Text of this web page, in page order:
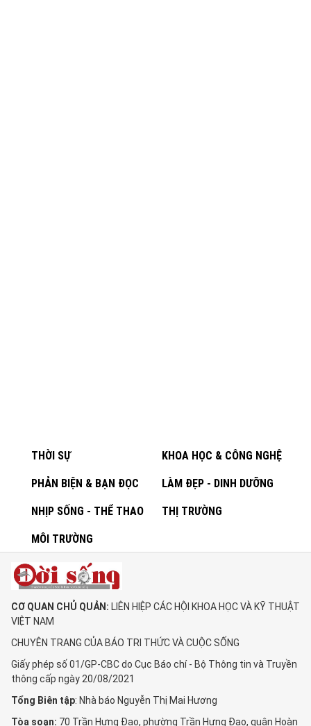
THỜI SỰ KHOA HỌC & CÔNG NGHỆ
PHẢN BIỆN & BẠN ĐỌC LÀM ĐẸP - DINH DƯỠNG
NHỊP SỐNG - THỂ THAO THỊ TRƯỜNG
MÔI TRƯỜNG
CƠ QUAN CHỦ QUẢN: LIÊN HIỆP CÁC HỘI KHOA HỌC VÀ KỸ THUẬT
VIỆT NAM
CHUYÊN TRANG CỦA BÁO TRI THỨC VÀ CUỘC SỐNG
Giấy phép số 01/GP-CBC do Cục Báo chí - Bộ Thông tin và Truyền
thông cấp ngày 20/08/2021
Tổng Biên tập: Nhà báo Nguyễn Thị Mai Hương
Tòa soạn: 70 Trần Hưng Đạo, phường Trần Hưng Đạo, quận Hoàn